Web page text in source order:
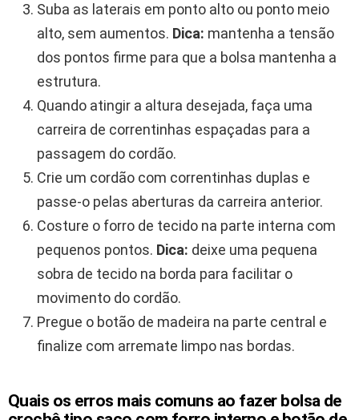
Suba as laterais em ponto alto ou ponto meio
alto, sem aumentos. Dica: mantenha a tensão
dos pontos firme para que a bolsa mantenha a
estrutura.
Quando atingir a altura desejada, faça uma
carreira de correntinhas espaçadas para a
passagem do cordão.
Crie um cordão com correntinhas duplas e
passe-o pelas aberturas da carreira anterior.
Costure o forro de tecido na parte interna com
pequenos pontos. Dica: deixe uma pequena
sobra de tecido na borda para facilitar o
movimento do cordão.
Pregue o botão de madeira na parte central e
finalize com arremate limpo nas bordas.
Quais os erros mais comuns ao fazer bolsa de